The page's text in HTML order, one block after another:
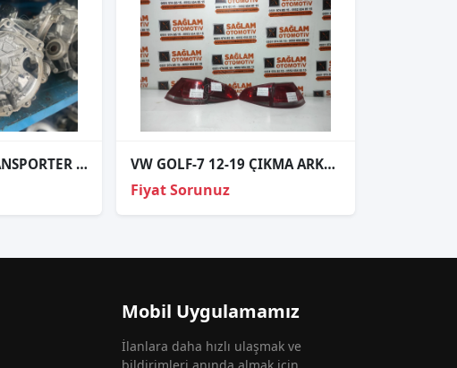
VOLKSWAGEN TRANSPORTER 2.0 TDİ CXH 6 İLERİ START STOPLU ŞANZIMAN VW GOLF-7 12-19 ÇIKMA ARKA TAKIM STOPLAR
Fiyat Sorunuz
Mobil Uygulamamız
İlanlara daha hızlı ulaşmak ve